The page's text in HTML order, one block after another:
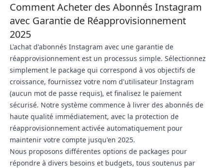
Comment Acheter des Abonnés Instagram
avec Garantie de Réapprovisionnement
2025
L'achat d'abonnés Instagram avec une garantie de
réapprovisionnement est un processus simple. Sélectionnez
simplement le package qui correspond à vos objectifs de
croissance, fournissez votre nom d'utilisateur Instagram
(aucun mot de passe requis), et finalisez le paiement
sécurisé. Notre système commence à livrer des abonnés de
haute qualité immédiatement, avec la protection de
réapprovisionnement activée automatiquement pour
maintenir votre compte jusqu'en 2025.
Nous proposons différentes options de packages pour
répondre à divers besoins et budgets, tous soutenus par